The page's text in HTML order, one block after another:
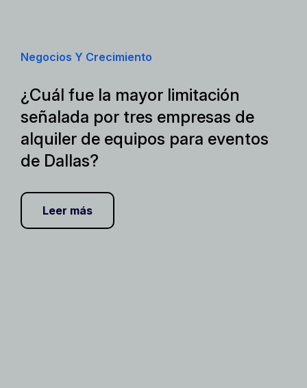
Negocios Y Crecimiento
¿Cuál fue la mayor limitación
señalada por tres empresas de
alquiler de equipos para eventos
de Dallas?
Leer más